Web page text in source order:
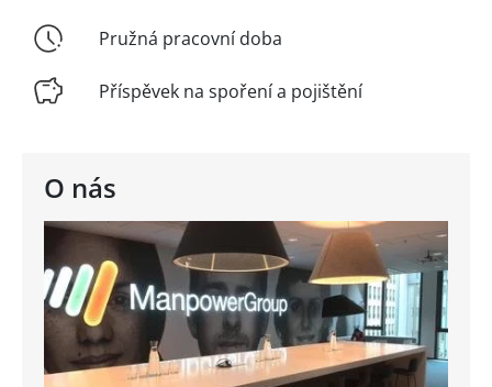
O nás
Pružná pracovní doba
Příspěvek na spoření a pojištění